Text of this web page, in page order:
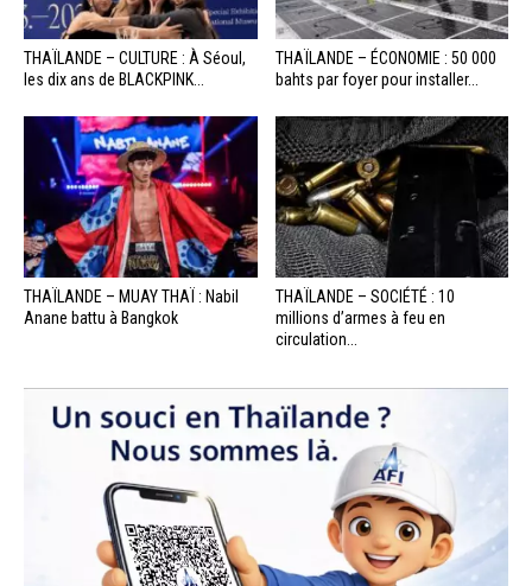
THAÏLANDE – CULTURE : À Séoul,
les dix ans de BLACKPINK...
THAÏLANDE – ÉCONOMIE : 50 000
bahts par foyer pour installer...
THAÏLANDE – MUAY THAÏ : Nabil
Anane battu à Bangkok
THAÏLANDE – SOCIÉTÉ : 10
millions d’armes à feu en
circulation...